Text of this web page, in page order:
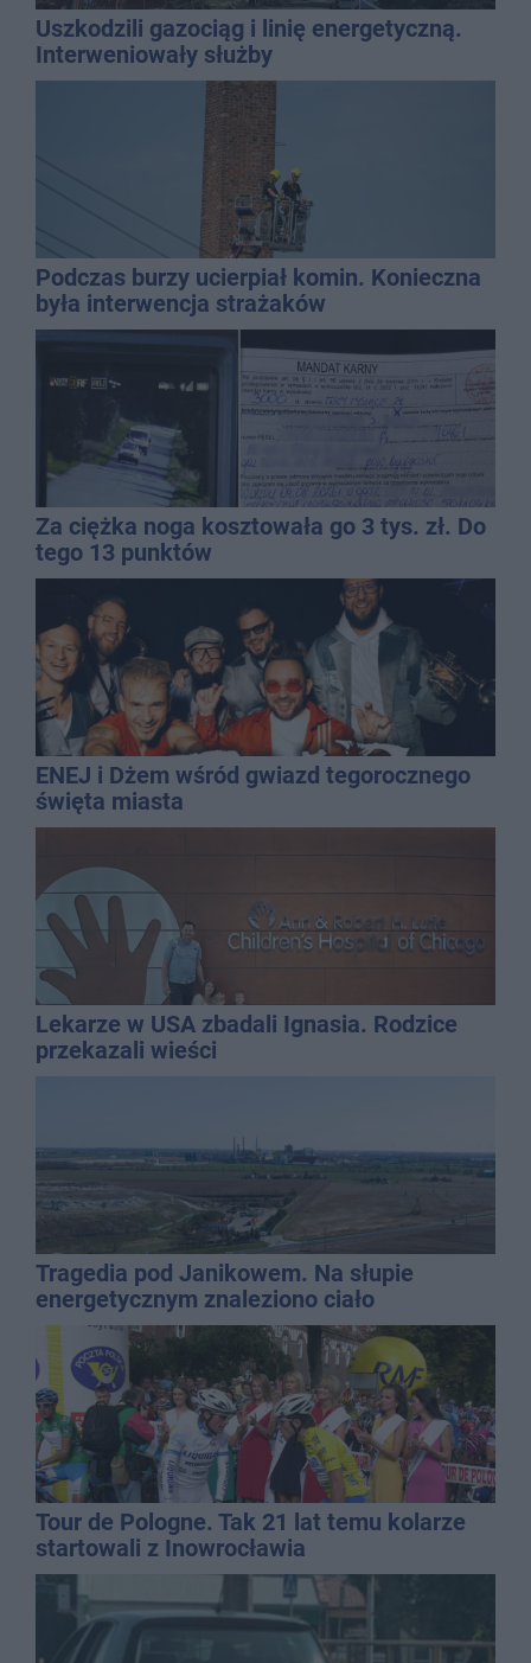
Uszkodzili gazociąg i linię energetyczną.
Interweniowały służby
Podczas burzy ucierpiał komin. Konieczna
była interwencja strażaków
Za ciężka noga kosztowała go 3 tys. zł. Do
tego 13 punktów
ENEJ i Dżem wśród gwiazd tegorocznego
święta miasta
Lekarze w USA zbadali Ignasia. Rodzice
przekazali wieści
Tragedia pod Janikowem. Na słupie
energetycznym znaleziono ciało
mężczyzny
Tour de Pologne. Tak 21 lat temu kolarze
startowali z Inowrocławia